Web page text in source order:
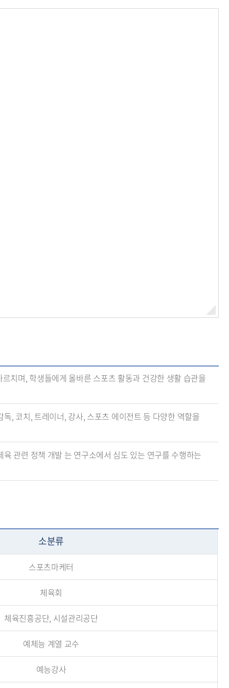
치며, 학생들에게 올바른 스포츠 활동과 건강한 생활 습관을
, 코치, 트레이너, 강사, 스포츠 에이전트 등 다양한 역할을
관련 정책 개발 는 연구소에서 심도 있는 연구를 수행하는
소분류
스포츠마케터
체육회
체육진흥공단, 시설관리공단
예체능 계열 교수
예능강사